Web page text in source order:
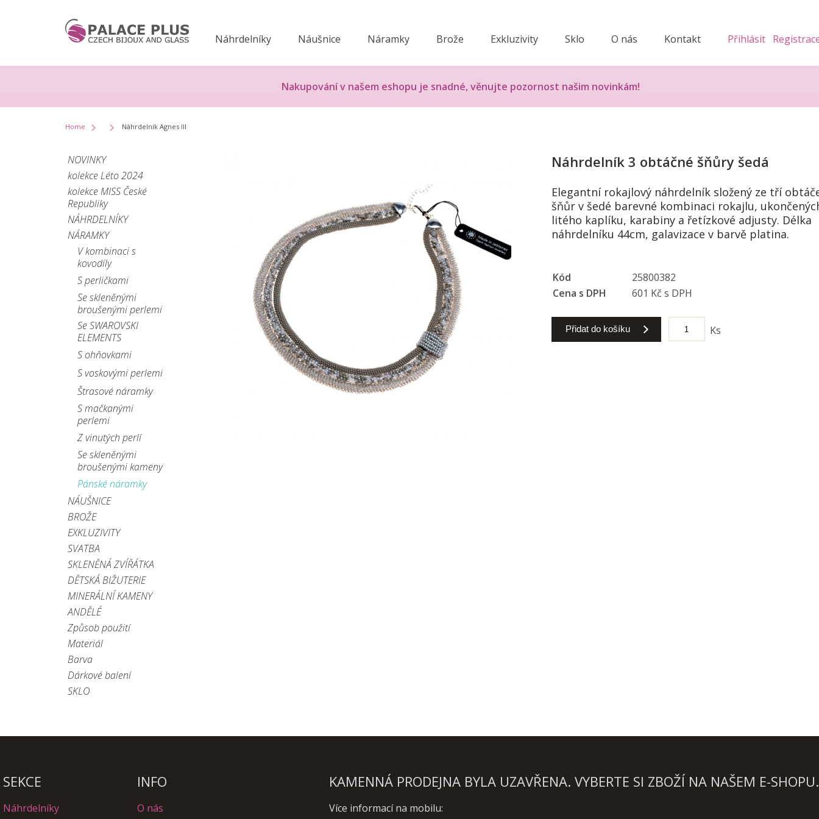
Náhrdelníky Náušnice Náramky Brože Exkluzivity Sklo O nás Kontakt Přihlásit
Nakupování v našem eshopu je snadné, věnujte pozornost našim novinkám!
Home Náhrdelník Agnes III
NOVINKY
kolekce Léto 2024
kolekce MISS České
Republiky
NÁHRDELNÍKY
NÁRAMKY
V kombinaci s
kovodíly
S perličkami
Se skleněnými
broušenými perlemi
Se SWAROVSKI
ELEMENTS
S ohňovkami
S voskovými perlemi
Štrasové náramky
S mačkanými
perlemi
Z vinutých perlí
Se skleněnými
broušenými kameny
Pánské náramky
NÁUŠNICE
BROŽE
EXKLUZIVITY
SVATBA
SKLENĚNÁ ZVÍŘÁTKA
DĚTSKÁ BIŽUTERIE
MINERÁLNÍ KAMENY
ANDĚLÉ
Způsob použití
Materiál
Barva
Dárkové balení
SKLO
Náhrdelník 3 obtáčné šňůry šedá
Elegantní rokajlový náhrdelník složený ze tří
šňůr v šedé barevné kombinaci rokajlu,
litého kaplíku, karabiny a řetízkové adjusty. Délka
náhrdelníku 44cm, galavizace v barvě platina.
Kód
25800382
Cena s DPH
601 Kč s DPH
Přidat do košíku Ks
SEKCE INFO KAMENNÁ PRODEJNA BYLA UZAVŘENA. VYBERTE SI ZBOŽÍ NA NAŠEM E-SHOPU.
Náhrdelníky
O nás
Více informací na mobilu: